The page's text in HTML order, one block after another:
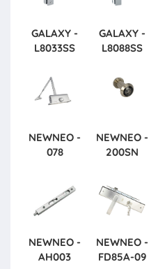
GALAXY -
L8033SS
GALAXY -
L8088SS
NEWNEO -
078
NEWNEO -
200SN
NEWNEO -
AH003
NEWNEO -
FD85A-09